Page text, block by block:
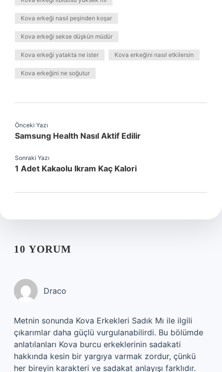
Kova erkeği nasıl peşinden koşar
Kova erkeği sekse düşkün müdür
Kova erkeği yatakta ne ister Kova erkeğini nasıl etkilersin
Kova erkeğini ne soğutur
Önceki Yazı
Samsung Health Nasıl Aktif Edilir
Sonraki Yazı
1 Adet Kakaolu Ikram Kaç Kalori
10 YORUM
Draco
Metnin sonunda Kova Erkekleri Sadık Mı ile ilgili
çıkarımlar daha güçlü vurgulanabilirdi. Bu bölümde
anlatılanları Kova burcu erkeklerinin sadakati
hakkında kesin bir yargıya varmak zordur, çünkü
her bireyin karakteri ve sadakat anlayışı farklıdır.